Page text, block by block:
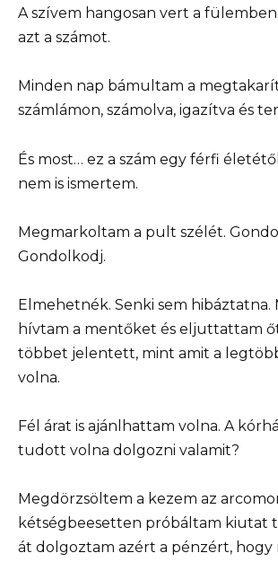
A szívem hangosan vert a
azt a számot.
Minden nap bámultam a
számlámon, számolva, igazítva és
És most… ez a szám egy férfi
nem is ismertem.
Megmarkoltam a pult szélét.
Gondolkodj.
Elmehetnék. Senki sem hibáztatna.
hívtam a mentőket és eljuttattam
többet jelentett, mint amit a
volna.
Fél árat is ajánlhattam volna. A
tudott volna dolgozni valamit?
Megdörzsöltem a kezem az
kétségbeesetten próbáltam kiutat
át dolgoztam azért a pénzért, hogy